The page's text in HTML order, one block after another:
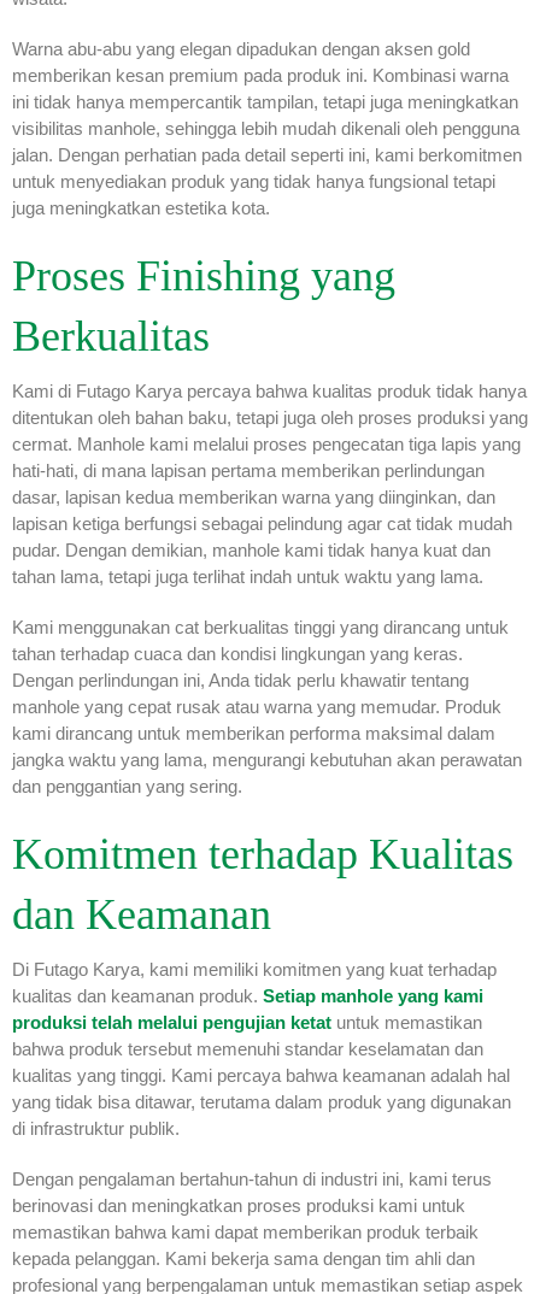
Warna abu-abu yang elegan dipadukan dengan aksen gold
memberikan kesan premium pada produk ini. Kombinasi warna
ini tidak hanya mempercantik tampilan, tetapi juga meningkatkan
visibilitas manhole, sehingga lebih mudah dikenali oleh pengguna
jalan. Dengan perhatian pada detail seperti ini, kami berkomitmen
untuk menyediakan produk yang tidak hanya fungsional tetapi
juga meningkatkan estetika kota.
Proses Finishing yang
Berkualitas
Kami di Futago Karya percaya bahwa kualitas produk tidak hanya
ditentukan oleh bahan baku, tetapi juga oleh proses produksi yang
cermat. Manhole kami melalui proses pengecatan tiga lapis yang
hati-hati, di mana lapisan pertama memberikan perlindungan
dasar, lapisan kedua memberikan warna yang diinginkan, dan
lapisan ketiga berfungsi sebagai pelindung agar cat tidak mudah
pudar. Dengan demikian, manhole kami tidak hanya kuat dan
tahan lama, tetapi juga terlihat indah untuk waktu yang lama.
Kami menggunakan cat berkualitas tinggi yang dirancang untuk
tahan terhadap cuaca dan kondisi lingkungan yang keras.
Dengan perlindungan ini, Anda tidak perlu khawatir tentang
manhole yang cepat rusak atau warna yang memudar. Produk
kami dirancang untuk memberikan performa maksimal dalam
jangka waktu yang lama, mengurangi kebutuhan akan perawatan
dan penggantian yang sering.
Komitmen terhadap Kualitas
dan Keamanan
Di Futago Karya, kami memiliki komitmen yang kuat terhadap
kualitas dan keamanan produk. Setiap manhole yang kami
produksi telah melalui pengujian ketat untuk memastikan
bahwa produk tersebut memenuhi standar keselamatan dan
kualitas yang tinggi. Kami percaya bahwa keamanan adalah hal
yang tidak bisa ditawar, terutama dalam produk yang digunakan
di infrastruktur publik.
Dengan pengalaman bertahun-tahun di industri ini, kami terus
berinovasi dan meningkatkan proses produksi kami untuk
memastikan bahwa kami dapat memberikan produk terbaik
kepada pelanggan. Kami bekerja sama dengan tim ahli dan
profesional yang berpengalaman untuk memastikan setiap aspek